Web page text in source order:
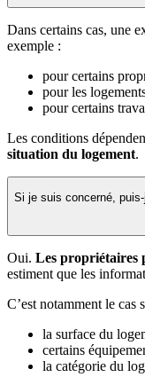
Dans certains cas, une
exemple :
pour certains
pour les
pour certains
Les conditions
situation du logement.
Si je suis concerné,
Oui. Les propriétaires
estiment que les
C’est notamment le cas
la surface du
certains
la catégorie du